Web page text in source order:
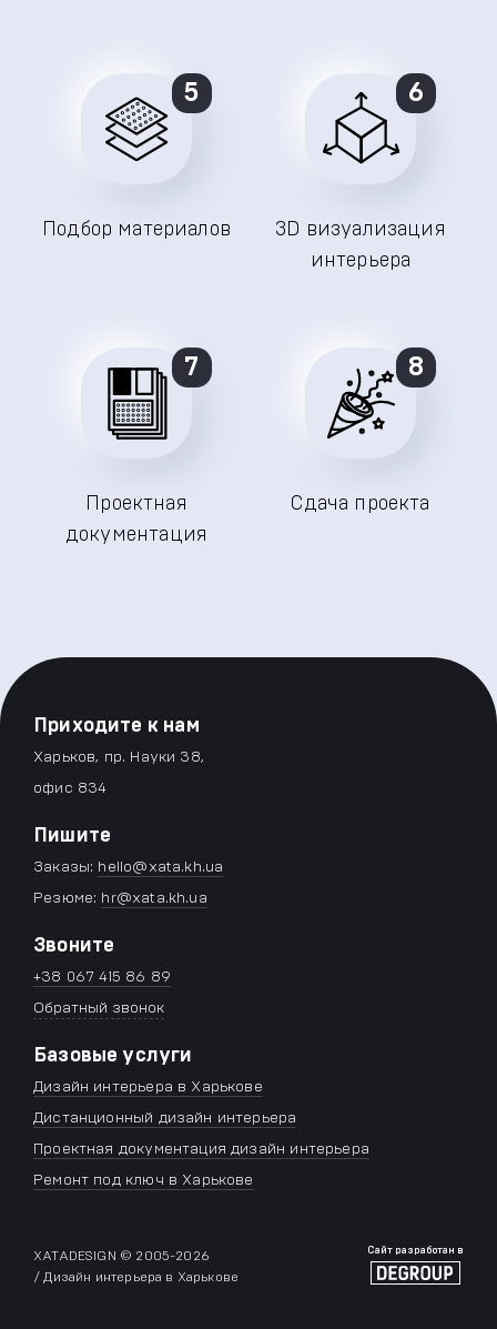
5
Подбор материалов
6
3D визуализация
интерьера
7
Проектная
документация
8
Сдача проекта
Приходите к нам
Харьков, пр. Науки 38,
офис 834
Пишите
Заказы: hello@xata.kh.ua
Резюме: hr@xata.kh.ua
Звоните
+38 067 415 86 89
Обратный звонок
Базовые услуги
Дизайн интерьера в Харькове
Дистанционный дизайн интерьера
Проектная документация дизайн интерьера
Ремонт под ключ в Харькове
XATADESIGN © 2005-2026
/ Дизайн интерьера в Харькове
Сайт разработан в